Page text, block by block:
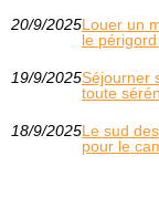
20/9/2025Louer un
le
19/9/2025Séjourner
toute
18/9/2025Le sud
pour le